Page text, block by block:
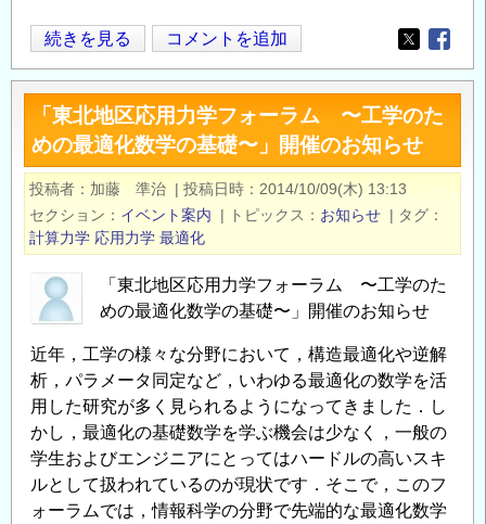
「東
北
地
区
応
用
力
学
フ
ォ
ー
ム 〜
計
算
力
続きを見る コメントを追加
Opens in
「東北地区応用力学フォーラム 〜工学のた
めの最適化数学の基礎〜」開催のお知らせ
投稿者 加藤 準治 | 投稿日時
2014/10/09(木) 13:13
セクション
イベント案内 | トピックス お知らせ | タグ
計算力学 応用力学 最適化
「東北地区応用力学フォーラム 〜工学のた
めの最適化数学の基礎〜」開催のお知らせ
近年，工学の様々な分野において，構造最適化や逆解
析，パラメータ同定など，いわゆる最適化の数学を活
用した研究が多く見られるようになってきました．し
かし，最適化の基礎数学を学ぶ機会は少なく，一般の
学生およびエンジニアにとってはハードルの高いスキ
ルとして扱われているのが現状です．そこで，このフ
ォーラムでは，情報科学の分野で先端的な最適化数学